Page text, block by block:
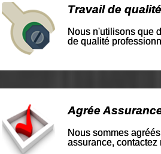
Travail de qualité
Nous n'utilisons que
de qualité
Agrée
Nous sommes agréés
assurance, contactez